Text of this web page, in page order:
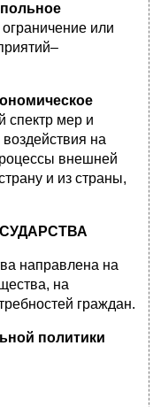
или
спектр мер и
воздействия на
внешней
и из страны,
направлена на
на
граждан.
политики